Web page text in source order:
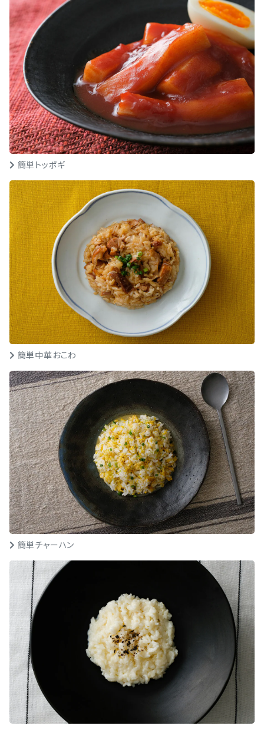
簡単トッポギ
簡単中華おこわ
簡単チャーハン